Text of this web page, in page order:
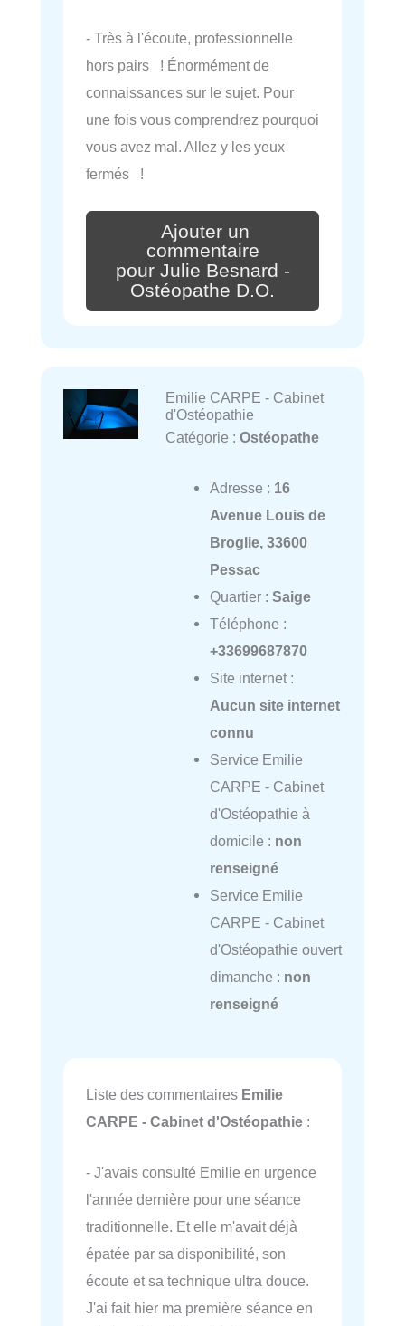
- Très à l'écoute, professionnelle
hors pairs ! Énormément de
connaissances sur le sujet. Pour
une fois vous comprendrez pourquoi
vous avez mal. Allez y les yeux
fermés !
Ajouter un
commentaire
pour Julie Besnard -
Ostéopathe D.O.
Emilie CARPE - Cabinet
d'Ostéopathie
Catégorie : Ostéopathe
Adresse : 16
Avenue Louis de
Broglie, 33600
Pessac
Quartier : Saige
Téléphone :
+33699687870
Site internet :
Aucun site internet
connu
Service Emilie
CARPE - Cabinet
d'Ostéopathie à
domicile : non
renseigné
Service Emilie
CARPE - Cabinet
d'Ostéopathie ouvert
dimanche : non
renseigné
Liste des commentaires Emilie
CARPE - Cabinet d'Ostéopathie :
- J'avais consulté Emilie en urgence
l'année dernière pour une séance
traditionnelle. Et elle m'avait déjà
épatée par sa disponibilité, son
écoute et sa technique ultra douce.
J'ai fait hier ma première séance en